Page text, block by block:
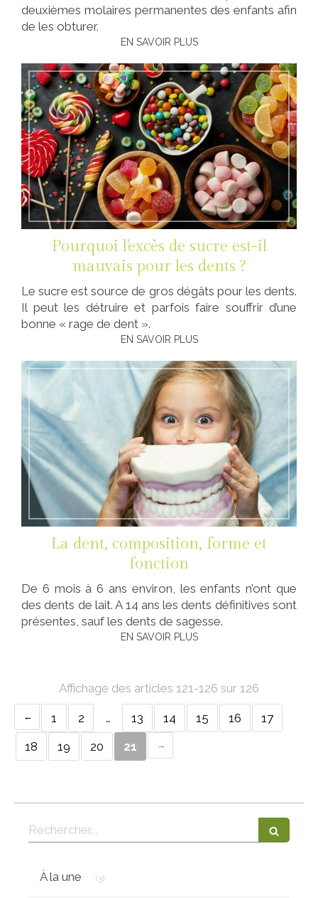
deuxièmes molaires permanentes des enfants afin
de les obturer.
EN SAVOIR PLUS
Pourquoi l'excès de sucre est-il
mauvais pour les dents ?
Le sucre est source de gros dégâts pour les dents.
Il peut les détruire et parfois faire souffrir d’une
bonne « rage de dent ».
EN SAVOIR PLUS
La dent, composition, forme et
fonction
De 6 mois à 6 ans environ, les enfants n’ont que
des dents de lait. A 14 ans les dents définitives sont
présentes, sauf les dents de sagesse.
EN SAVOIR PLUS
Affichage des articles 121-126 sur 126
1 2 … 13 14 15 16
17
18
19 20 21
Rechercher
À la une (3)